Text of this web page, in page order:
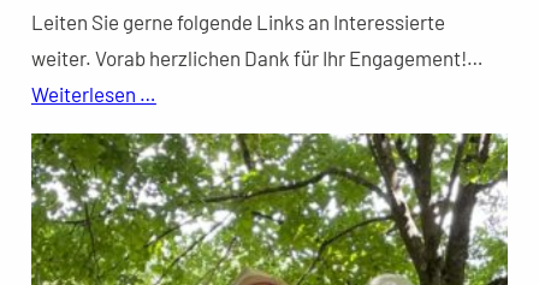
Leiten Sie gerne folgende Links an Interessierte
weiter. Vorab herzlichen Dank für Ihr Engagement!…
Weiterlesen …